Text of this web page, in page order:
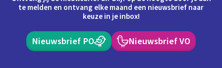
te melden en ontvang elke maand een nieuwsbrief naar
keuze in je inbox!
Nieuwsbrief PO Nieuwsbrief VO